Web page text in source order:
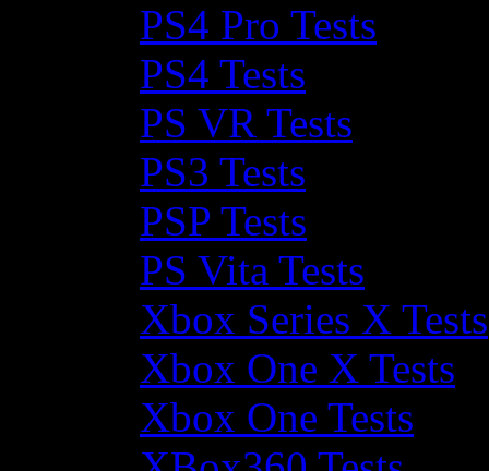
PS4 Pro Tests
PS4 Tests
PS VR Tests
PS3 Tests
PSP Tests
PS Vita Tests
Xbox Series X Tests
Xbox One X Tests
Xbox One Tests